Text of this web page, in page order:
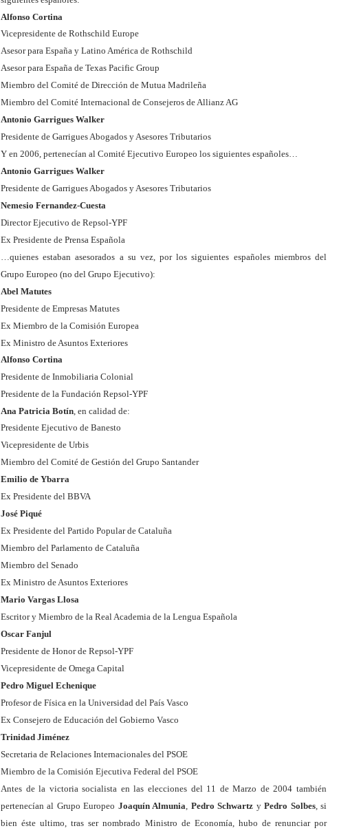
Alfonso Cortina
Vicepresidente de Rothschild Europe
Asesor para España y Latino América de Rothschild
Asesor para España de Texas Pacific Group
Miembro del Comité de Dirección de Mutua Madrileña
Miembro del Comité Internacional de Consejeros de Allianz AG
Antonio Garrigues Walker
Presidente de Garrigues Abogados y Asesores Tributarios
Y en 2006, pertenecían al Comité Ejecutivo Europeo los siguientes españoles…
Antonio Garrigues Walker
Presidente de Garrigues Abogados y Asesores Tributarios
Nemesio Fernandez-Cuesta
Director Ejecutivo de Repsol-YPF
Ex Presidente de Prensa Española
…quienes estaban asesorados a su vez, por los siguientes españoles miembros del
Grupo Europeo (no del Grupo Ejecutivo):
Abel Matutes
Presidente de Empresas Matutes
Ex Miembro de la Comisión Europea
Ex Ministro de Asuntos Exteriores
Alfonso Cortina
Presidente de Inmobiliaria Colonial
Presidente de la Fundación Repsol-YPF
Ana Patricia Botín, en calidad de:
Presidente Ejecutivo de Banesto
Vicepresidente de Urbis
Miembro del Comité de Gestión del Grupo Santander
Emilio de Ybarra
Ex Presidente del BBVA
José Piqué
Ex Presidente del Partido Popular de Cataluña
Miembro del Parlamento de Cataluña
Miembro del Senado
Ex Ministro de Asuntos Exteriores
Mario Vargas Llosa
Escritor y Miembro de la Real Academia de la Lengua Española
Oscar Fanjul
Presidente de Honor de Repsol-YPF
Vicepresidente de Omega Capital
Pedro Miguel Echenique
Profesor de Física en la Universidad del País Vasco
Ex Consejero de Educación del Gobierno Vasco
Trinidad Jiménez
Secretaria de Relaciones Internacionales del PSOE
Miembro de la Comisión Ejecutiva Federal del PSOE
Antes de la victoria socialista en las elecciones del 11 de Marzo de 2004 también
pertenecían al Grupo Europeo Joaquín Almunia, Pedro Schwartz yPedro Solbes, si
bien éste ultimo, tras ser nombrado Ministro de Economía, hubo de renunciar por